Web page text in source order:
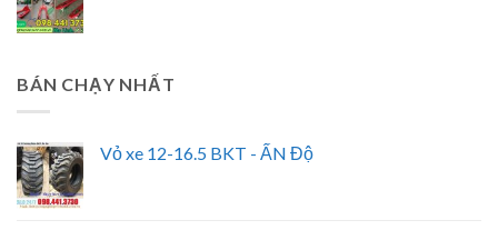
BÁN CHẠY NHẤT
Vỏ xe 12-16.5 BKT - ẤN Độ